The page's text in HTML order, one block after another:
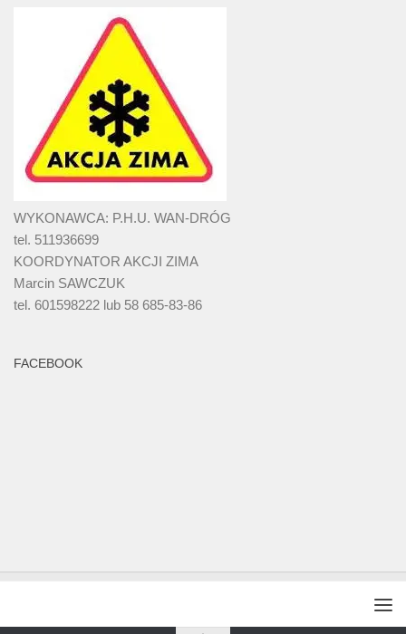
WYKONAWCA: P.H.U. WAN-DRÓG
tel. 511936699
KOORDYNATOR AKCJI ZIMA
Marcin SAWCZUK
tel. 601598222 lub 58 685-83-86
FACEBOOK